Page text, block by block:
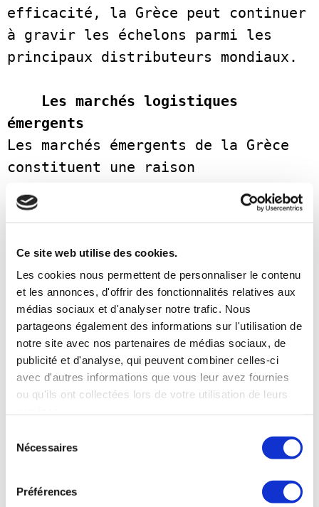
Ce site web utilise des cookies.
Les cookies nous permettent de personnaliser le contenu
et les annonces, d'offrir des fonctionnalités relatives aux
médias sociaux et d'analyser notre trafic. Nous
partageons également des informations sur l'utilisation de
notre site avec nos partenaires de médias sociaux, de
publicité et d'analyse, qui peuvent combiner celles-ci
avec d'autres informations que vous leur avez fournies
ou qu'ils ont collectées lors de votre utilisation de leurs
Nécessaires
Préférences
efficacité, la Grèce peut continuer
à gravir les échelons parmi les
principaux distributeurs mondiaux.
Les marchés logistiques
émergents
Les marchés émergents de la Grèce
constituent une raison
supplémentaire d’être optimiste
quant à l’avenir et à la croissance
nombreux marchés émergents
commencent à nouer des liens avec
la Grèce. L’Asie, par exemple,
utilise déjà le principal port
grec, le Pirée. Des pays comme la
Chine, le Japon et l'Inde ont tous
fait du Pirée leur principal point
marchés asiatiques qui ont déjà été
progressivement des liens, comme en